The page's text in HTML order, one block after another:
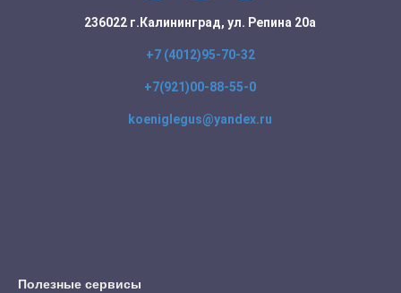
236022 г.Калининград, ул. Репина 20а
+7 (4012)95-70-32
+7(921)00-88-55-0
koeniglegus@yandex.ru
Полезные сервисы